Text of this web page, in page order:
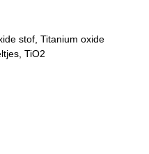
stof, Titanium oxide
TiO2